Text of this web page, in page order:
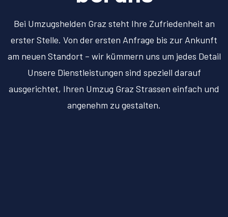
Bei Umzugshelden Graz steht Ihre Zufriedenheit an
erster Stelle. Von der ersten Anfrage bis zur Ankunft
am neuen Standort – wir kümmern uns um jedes Detail
Unsere Dienstleistungen sind speziell darauf
ausgerichtet, Ihren Umzug Graz Strassen einfach und
angenehm zu gestalten.